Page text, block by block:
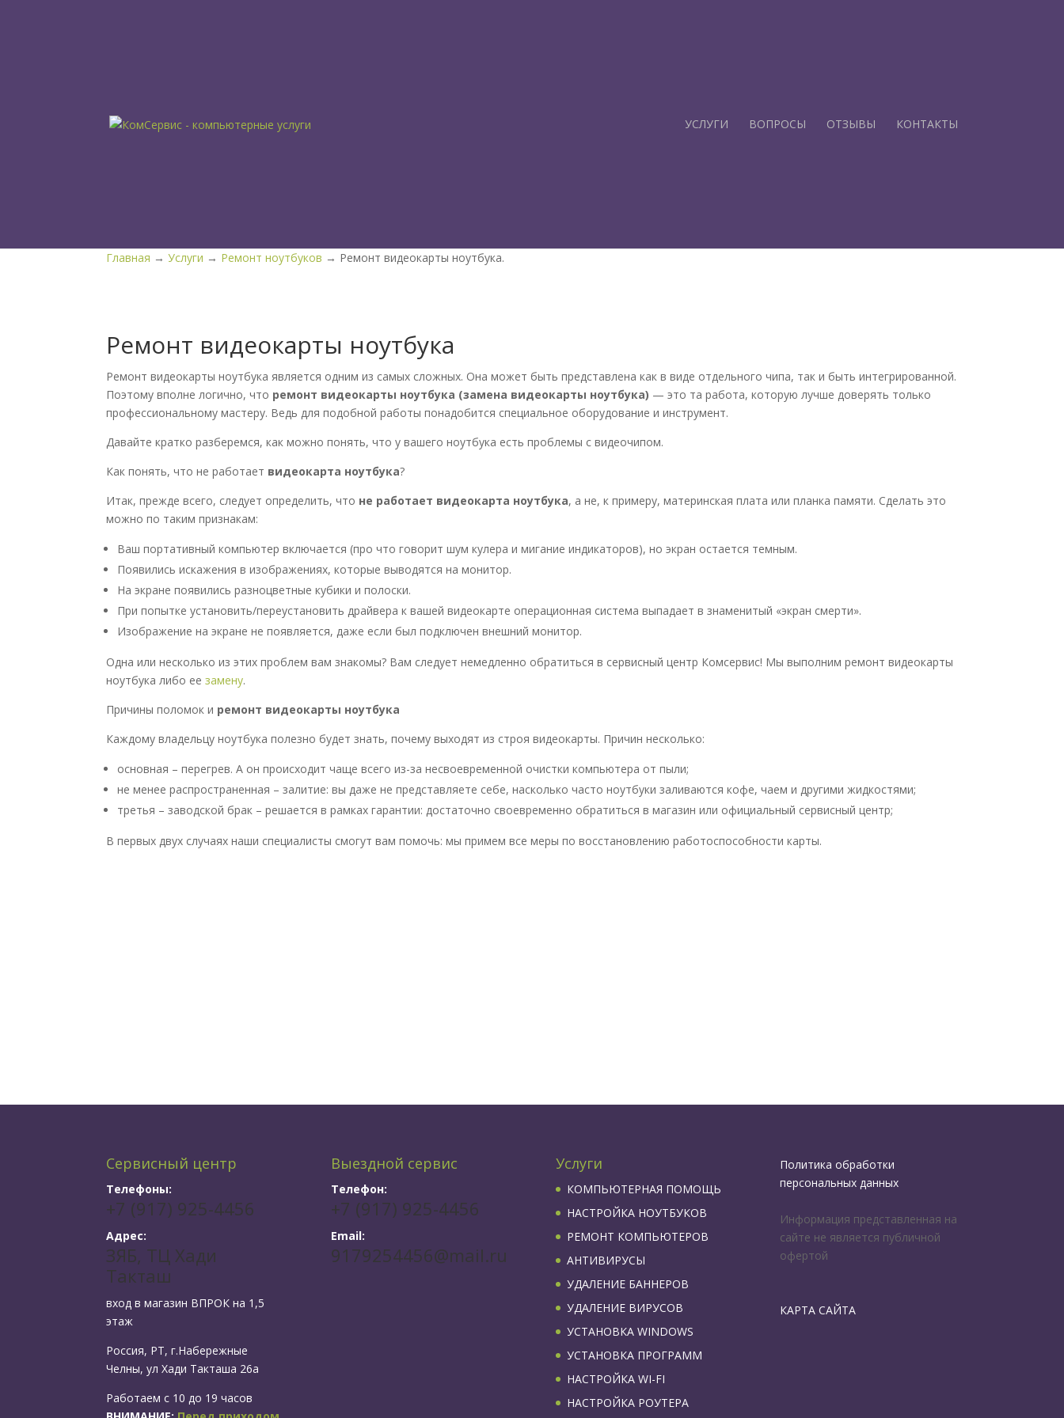
УСЛУГИ ВОПРОСЫ ОТЗЫВЫ КОНТАКТЫ
Главная →Услуги → Ремонт ноутбуков → Ремонт видеокарты ноутбука.
Ремонт видеокарты ноутбука
Ремонт видеокарты ноутбука является одним из самых сложных. Она может быть представлена как в виде отдельного чипа, так и быть интегрированной.
Поэтому вполне логично, что ремонт видеокарты ноутбука (замена видеокарты ноутбука) — это та работа, которую лучше доверять только
профессиональному мастеру. Ведь для подобной работы понадобится специальное оборудование и инструмент.
Давайте кратко разберемся, как можно понять, что у вашего ноутбука есть проблемы с видеочипом.
Как понять, что не работает видеокарта ноутбука?
Итак, прежде всего, следует определить, что не работает видеокарта ноутбука, а не, к примеру, материнская плата или планка памяти. Сделать это
можно по таким признакам:
Ваш портативный компьютер включается (про что говорит шум кулера и мигание индикаторов), но экран остается темным.
Появились искажения в изображениях, которые выводятся на монитор.
На экране появились разноцветные кубики и полоски.
При попытке установить/переустановить драйвера к вашей видеокарте операционная система выпадает в знаменитый «экран смерти».
Изображение на экране не появляется, даже если был подключен внешний монитор.
Одна или несколько из этих проблем вам знакомы? Вам следует немедленно обратиться в сервисный центр Комсервис! Мы выполним ремонт видеокарты
ноутбука либо еезамену.
Причины поломок и ремонт видеокарты ноутбука
Каждому владельцу ноутбука полезно будет знать, почему выходят из строя видеокарты. Причин несколько:
основная – перегрев. А он происходит чаще всего из-за несвоевременной очистки компьютера от пыли;
не менее распространенная – залитие: вы даже не представляете себе, насколько часто ноутбуки заливаются кофе, чаем и другими жидкостями;
третья – заводской брак – решается в рамках гарантии: достаточно своевременно обратиться в магазин или официальный сервисный центр;
В первых двух случаях наши специалисты смогут вам помочь: мы примем все меры по восстановлению работоспособности карты.
Сервисный центр
Телефоны:
+7 (917) 925-4456
Адрес:
ЗЯБ, ТЦ Хади
Такташ
вход в магазин ВПРОК на 1,5
этаж
Россия, РТ, г.Набережные
Челны, ул Хади Такташа 26а
Работаем с 10 до 19 часов
Выездной сервис
Телефон:
+7 (917) 925-4456
Email:
9179254456@mail.ru
Услуги
КОМПЬЮТЕРНАЯ ПОМОЩЬ
НАСТРОЙКА НОУТБУКОВ
РЕМОНТ КОМПЬЮТЕРОВ
АНТИВИРУСЫ
УДАЛЕНИЕ БАННЕРОВ
УДАЛЕНИЕ ВИРУСОВ
УСТАНОВКА WINDOWS
УСТАНОВКА ПРОГРАММ
НАСТРОЙКА WI-FI
НАСТРОЙКА РОУТЕРА
Политика обработки
персональных данных
Информация представленная на
сайте не является публичной
офертой
КАРТА САЙТА